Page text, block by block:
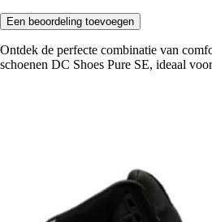
Een beoordeling toevoegen
Ontdek de perfecte combinatie van
schoenen DC Shoes Pure SE, ideaal